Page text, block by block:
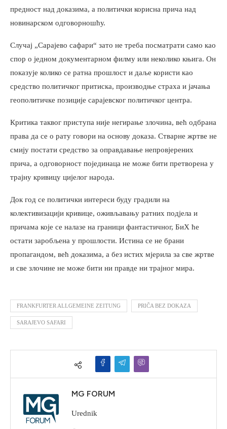
предност над доказима, а политички корисна прича над
новинарском одговорношћу.
Случај „Сарајево сафари“ зато не треба посматрати само као
спор о једном документарном филму или неколико књига. Он
показује колико се ратна прошлост и даље користи као
средство политичког притиска, производње страха и јачања
геополитичке позиције сарајевског политичког центра.
Критика таквог приступа није негирање злочина, већ одбрана
права да се о рату говори на основу доказа. Стварне жртве не
смију постати средство за оправдавање непровјерених
прича, а одговорност појединаца не може бити претворена у
трајну кривицу цијелог народа.
Док год се политички интереси буду градили на
колективизацији кривице, оживљавању ратних подјела и
причама које се налазе на граници фантастичног, БиХ ће
остати заробљена у прошлости. Истина се не брани
пропагандом, већ доказима, а без истих мјерила за све жртве
и све злочине не може бити ни правде ни трајног мира.
FRANKFURTER ALLGEMEINE ZEITUNG PRIČA BEZ DOKAZA
SARAJEVO SAFARI
MG FORUM
Urednik